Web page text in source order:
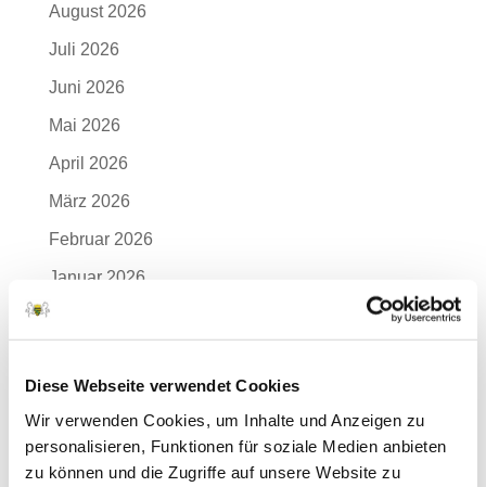
Diese Webseite verwendet Cookies
Wir verwenden Cookies, um Inhalte und Anzeigen zu
personalisieren, Funktionen für soziale Medien anbieten
zu können und die Zugriffe auf unsere Website zu
August 2026
Juli 2026
Juni 2026
Mai 2026
April 2026
März 2026
Februar 2026
Januar 2026
Dezember 2025
Oktober 2025
September 2025
August 2025